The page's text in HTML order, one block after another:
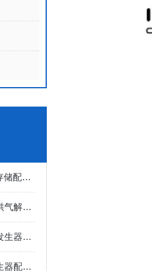
北京某肿瘤医学中心 生物低温存储配套一体式氮气发生器
微流控芯片、MEMS 精密加工供气解决方案
Claind NiGen LCMS 40-1 氮气发生器维修案例
Flairmo N2G40CS 高纯氮气发生器配套 MF-3D 动态配气装置应用案例